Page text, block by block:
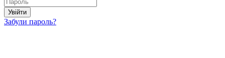
Увійти
Забули пароль?